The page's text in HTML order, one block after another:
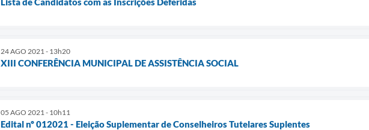
24 AGO 2021 - 13h20
XIII CONFERÊNCIA MUNICIPAL DE ASSISTÊNCIA SOCIAL
05 AGO 2021 - 10h11
Edital nº 012021 - Eleição Suplementar de Conselheiros Tutelares Suplentes